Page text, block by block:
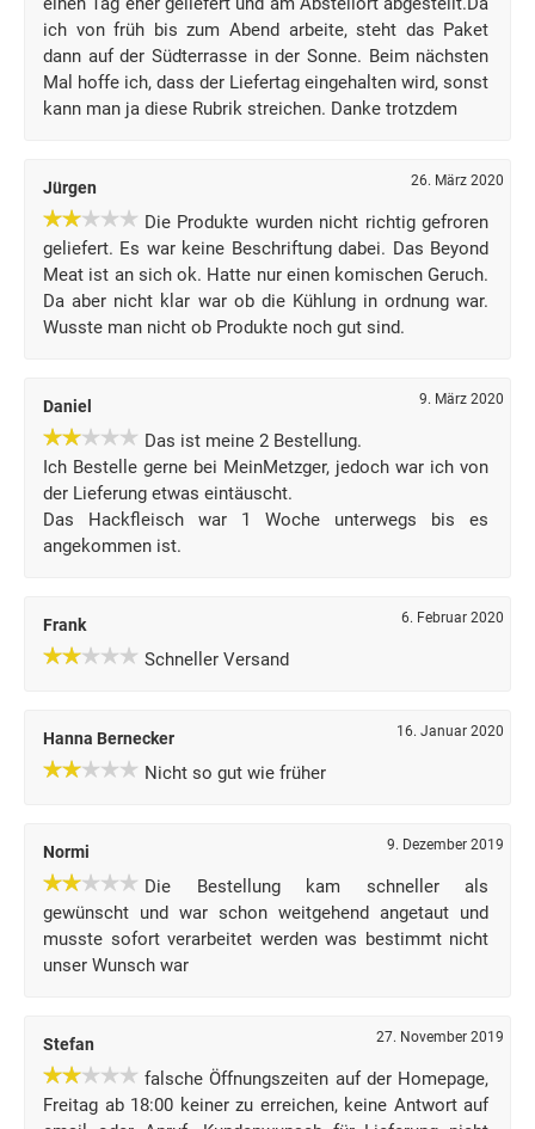
ich von früh bis zum Abend arbeite, steht das Paket
dann auf der Südterrasse in der Sonne. Beim nächsten
Mal hoffe ich, dass der Liefertag eingehalten wird, sonst
kann man ja diese Rubrik streichen. Danke trotzdem
Jürgen 26. März 2020
Die Produkte wurden nicht richtig gefroren
geliefert. Es war keine Beschriftung dabei. Das Beyond
Meat ist an sich ok. Hatte nur einen komischen Geruch.
Da aber nicht klar war ob die Kühlung in ordnung war.
Wusste man nicht ob Produkte noch gut sind.
Daniel 9. März 2020
Das ist meine 2 Bestellung.
Ich Bestelle gerne bei MeinMetzger, jedoch war ich von
der Lieferung etwas eintäuscht.
Das Hackfleisch war 1 Woche unterwegs bis es
angekommen ist.
Frank 6. Februar 2020
Schneller Versand
Hanna Bernecker 16. Januar 2020
Nicht so gut wie früher
Normi 9. Dezember 2019
Die Bestellung kam schneller als
gewünscht und war schon weitgehend angetaut und
musste sofort verarbeitet werden was bestimmt nicht
unser Wunsch war
Stefan 27. November 2019
falsche Öffnungszeiten auf der Homepage,
Freitag ab 18:00 keiner zu erreichen, keine Antwort auf